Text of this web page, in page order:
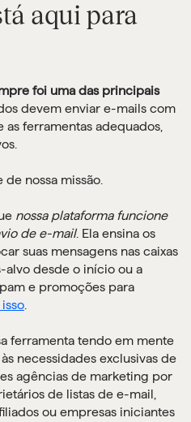
aqui para
foi uma das principais
devem enviar e-mails com
ferramentas adequados,
nossa missão.
nossa plataforma funcione
de e-mail. Ela ensina os
suas mensagens nas caixas
alvo desde o início ou a
e promoções para
ferramenta tendo em mente
necessidades exclusivas de
agências de marketing por
de listas de e-mail,
ou empresas iniciantes